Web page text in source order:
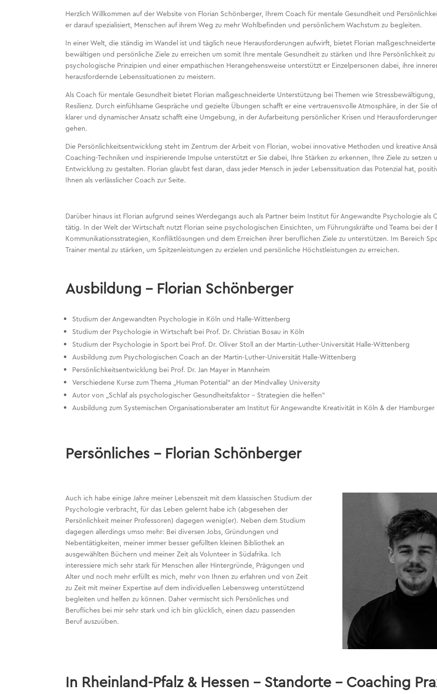
Herzlich Willkommen auf der Website von Florian Schönberger, Ihrem Coach für mentale Gesundheit und
er darauf spezialisiert, Menschen auf ihrem Weg zu mehr Wohlbefinden und persönlichem Wachstum zu begleiten.
In einer Welt, die ständig im Wandel ist und täglich neue Herausforderungen aufwirft, bietet Florian
bewältigen und persönliche Ziele zu erreichen um somit Ihre mentale Gesundheit zu stärken und Ihre Persönlichkeit
psychologische Prinzipien und einer empathischen Herangehensweise unterstützt er Einzelpersonen dabei, ihre
herausfordernde Lebenssituationen zu meistern.
Als Coach für mentale Gesundheit bietet Florian maßgeschneiderte Unterstützung bei Themen wie
Resilienz. Durch einfühlsame Gespräche und gezielte Übungen schafft er eine vertrauensvolle Atmosphäre, in der Sie
klarer und dynamischer Ansatz schafft eine Umgebung, in der Aufarbeitung persönlicher Krisen und
gehen.
Die Persönlichkeitsentwicklung steht im Zentrum der Arbeit von Florian, wobei innovative Methoden und kreative
Coaching-Techniken und inspirierende Impulse unterstützt er Sie dabei, Ihre Stärken zu erkennen, Ihre Ziele zu
Entwicklung zu gestalten. Florian glaubt fest daran, dass jeder Mensch in jeder Lebenssituation das Potenzial hat,
Ihnen als verlässlicher Coach zur Seite.
Darüber hinaus ist Florian aufgrund seines Werdegangs auch als Partner beim Institut für Angewandte Psychologie
tätig. In der Welt der Wirtschaft nutzt Florian seine psychologischen Einsichten, um Führungskräfte und Teams bei
Kommunikationsstrategien, Konfliktlösungen und dem Erreichen ihrer beruflichen Ziele zu unterstützen. Im Bereich
Trainer mental zu stärken, um Spitzenleistungen zu erzielen und persönliche Höchstleistungen zu erreichen.
Ausbildung – Florian Schönberger
Studium der Angewandten Psychologie in Köln und Halle-Wittenberg
Studium der Psychologie in Wirtschaft bei Prof. Dr. Christian Bosau in Köln
Studium der Psychologie in Sport bei Prof. Dr. Oliver Stoll an der Martin-Luther-Universität Halle-Wittenberg
Ausbildung zum Psychologischen Coach an der Martin-Luther-Universität Halle-Wittenberg
Persönlichkeitsentwicklung bei Prof. Dr. Jan Mayer in Mannheim
Verschiedene Kurse zum Thema „Human Potential“ an der Mindvalley University
Autor von „Schlaf als psychologischer Gesundheitsfaktor – Strategien die helfen“
Ausbildung zum Systemischen Organisationsberater am Institut für Angewandte Kreativität in Köln & der Hamburger
Persönliches – Florian Schönberger
Auch ich habe einige Jahre meiner Lebenszeit mit dem klassischen Studium der
Psychologie verbracht, für das Leben gelernt habe ich (abgesehen der
Persönlichkeit meiner Professoren) dagegen wenig(er). Neben dem Studium
dagegen allerdings umso mehr: Bei diversen Jobs, Gründungen und
Nebentätigkeiten, meiner immer besser gefüllten kleinen Bibliothek an
ausgewählten Büchern und meiner Zeit als Volunteer in Südafrika. Ich
interessiere mich sehr stark für Menschen aller Hintergründe, Prägungen und
Alter und noch mehr erfüllt es mich, mehr von Ihnen zu erfahren und von Zeit
zu Zeit mit meiner Expertise auf dem individuellen Lebensweg unterstützend
begleiten und helfen zu können. Daher vermischt sich Persönliches und
Berufliches bei mir sehr stark und ich bin glücklich, einen dazu passenden
Beruf auszuüben.
In Rheinland-Pfalz & Hessen – Standorte – Coaching